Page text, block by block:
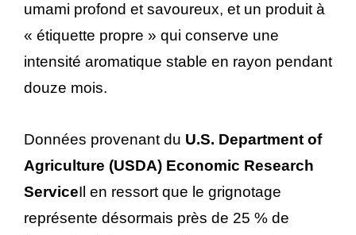
umami profond et savoureux, et un produit à
« étiquette propre » qui conserve une
intensité aromatique stable en rayon pendant
douze mois.
Données provenant du U.S. Department of
Agriculture (USDA) Economic Research
ServiceIl en ressort que le grignotage
représente désormais près de 25 % de